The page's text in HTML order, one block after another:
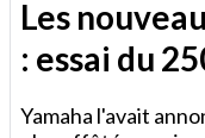
Les
: essai du
Yamaha l'avait